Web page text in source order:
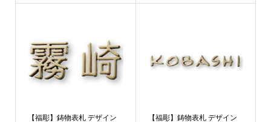
【福彫】鋳物表札 デザイン
【福彫】鋳物表札 デザイン